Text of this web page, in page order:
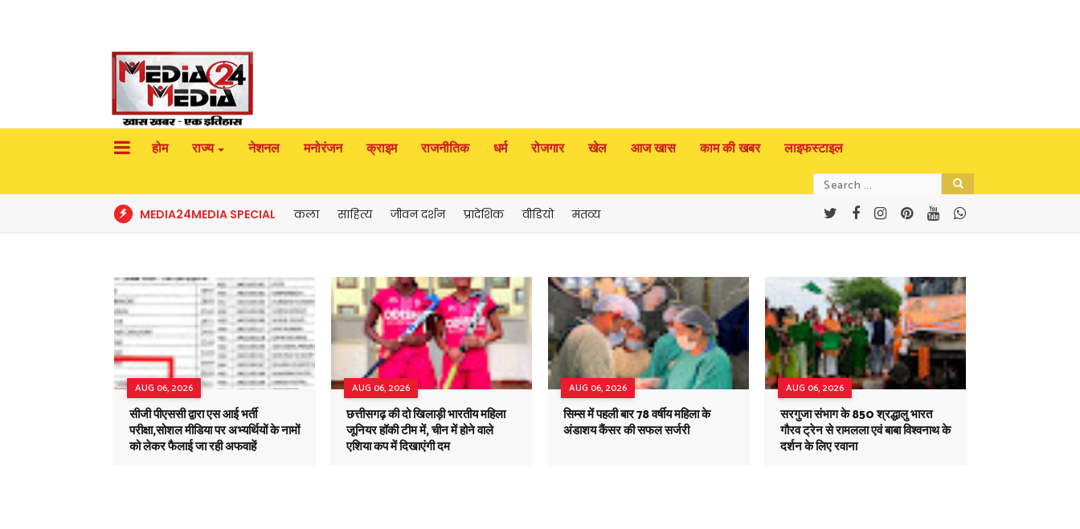
होम राज्य नेशनल मनोरंजन क्राइम राजनीतिक धर्म रोजगार खेल आज खास काम की खबर लाइफस्टाइल
MEDIA24MEDIA SPECIAL कला साहित्य जीवन दर्शन प्रादेशिक वीडियो मंतव्य
AUG 06, 2026
सीजी पीएससी द्वारा एस आई भर्ती
परीक्षा,सोशल मीडिया पर अभ्यर्थियों के नामों
को लेकर फैलाई जा रही अफवाहें
AUG 06, 2026
छत्तीसगढ़ की दो खिलाड़ी भारतीय महिला
जूनियर हॉकी टीम में, चीन में होने वाले
एशिया कप में दिखाएंगी दम
AUG 06, 2026
सिम्स में पहली बार 78 वर्षीय महिला के
अंडाशय कैंसर की सफल सर्जरी
AUG 06, 2026
सरगुजा संभाग के 850 श्रद्धालु भारत
गौरव ट्रेन से रामलला एवं बाबा विश्वनाथ के
दर्शन के लिए रवाना